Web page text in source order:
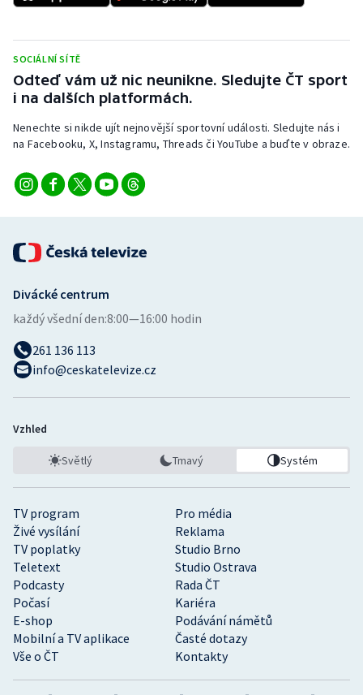
SOCIÁLNÍ SÍTĚ
Odteď vám už nic neunikne. Sledujte ČT sport
i na dalších platformách.
Nenechte si nikde ujít nejnovější sportovní události. Sledujte nás i
na Facebooku, X, Instagramu, Threads či YouTube a buďte v obraze.
TV program
Pro média
Živé vysílání
Reklama
TV poplatky
Studio Brno
Teletext
Studio Ostrava
Podcasty
Rada ČT
Počasí
Kariéra
E-shop
Podávání námětů
Mobilní a TV aplikace
Časté dotazy
Vše o ČT
Kontakty
Divácké centrum
každý všední den:8:00—16:00 hodin
261 136 113
info@ceskatelevize.cz
Vzhled
Světlý Tmavý Systém